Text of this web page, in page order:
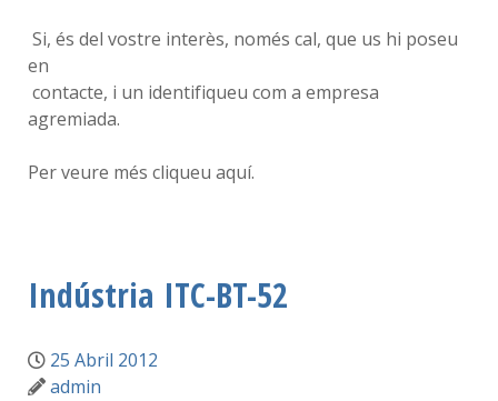
Si, és del vostre interès, només cal, que us hi poseu
en
contacte, i un identifiqueu com a empresa
agremiada.
Per veure més cliqueu aquí.
Indústria ITC-BT-52
25 Abril 2012
admin